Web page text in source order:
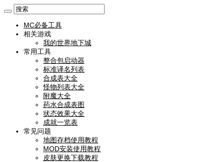
MC必备工具
相关游戏
我的世界地下城
常用工具
整合包启动器
标准译名列表
合成表大全
怪物列表大全
附魔大全
药水合成表图
状态效果大全
成就一览表
常见问题
地图存档使用教程
MOD安装使用教程
皮肤更换下载教程